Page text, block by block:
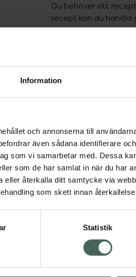
Information
och annonserna till
även sådana identifierare
som vi samarbetar med. Dessa
som de har samlat in när du har
återkalla ditt samtycke via
som skett innan
Statistik
Du behöver ett
recept kan du
Aktuella
Vanliga frågor